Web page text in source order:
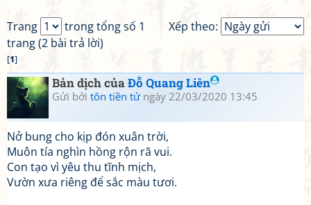
Xếp theo:
Trang
trong tổng số 1
trang (2 bài trả lời)
[1]
Bản dịch củaĐỗ Quang Liên
Gửi bởi tôn tiền tửngày 22/03/2020 13:45
Nở bung cho kịp đón xuân trời,
Muôn tía nghìn hồng rộn rã vui.
Con tạo vì yêu thu tĩnh mịch,
Vườn xưa riêng để sắc màu tươi.